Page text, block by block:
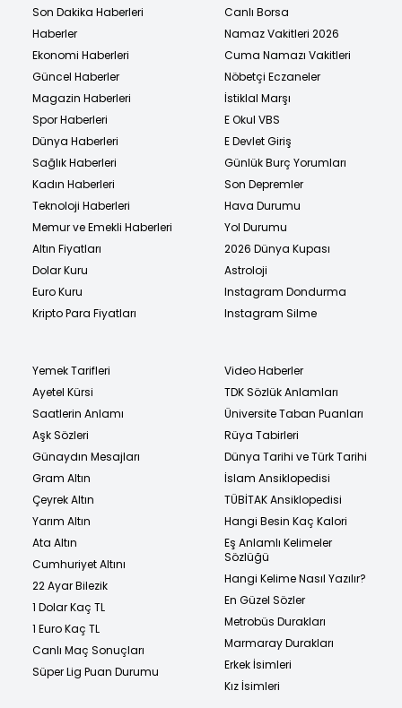
Son Dakika Haberleri
Haberler
Ekonomi Haberleri
Güncel Haberler
Magazin Haberleri
Spor Haberleri
Dünya Haberleri
Sağlık Haberleri
Kadın Haberleri
Teknoloji Haberleri
Memur ve Emekli Haberleri
Altın Fiyatları
Dolar Kuru
Euro Kuru
Kripto Para Fiyatları
Canlı Borsa
Namaz Vakitleri 2026
Cuma Namazı Vakitleri
Nöbetçi Eczaneler
İstiklal Marşı
E Okul VBS
E Devlet Giriş
Günlük Burç Yorumları
Son Depremler
Hava Durumu
Yol Durumu
2026 Dünya Kupası
Astroloji
Instagram Dondurma
Instagram Silme
Yemek Tarifleri
Ayetel Kürsi
Saatlerin Anlamı
Aşk Sözleri
Günaydın Mesajları
Gram Altın
Çeyrek Altın
Yarım Altın
Ata Altın
Cumhuriyet Altını
22 Ayar Bilezik
1 Dolar Kaç TL
1 Euro Kaç TL
Canlı Maç Sonuçları
Süper Lig Puan Durumu
Video Haberler
TDK Sözlük Anlamları
Üniversite Taban Puanları
Rüya Tabirleri
Dünya Tarihi ve Türk Tarihi
İslam Ansiklopedisi
TÜBİTAK Ansiklopedisi
Hangi Besin Kaç Kalori
Eş Anlamlı Kelimeler
Sözlüğü
Hangi Kelime Nasıl Yazılır?
En Güzel Sözler
Metrobüs Durakları
Marmaray Durakları
Erkek İsimleri
Kız İsimleri